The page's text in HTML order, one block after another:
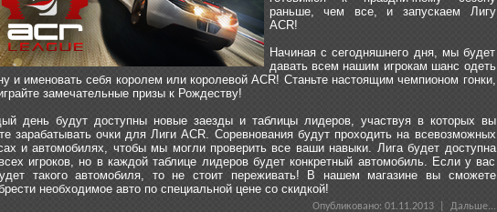
раньше, чем все, и запускаем Лигу
ACR!
Начиная с сегодняшнего дня, мы будет
давать всем нашим игрокам шанс одеть
и именовать себя королем или королевой ACR! Станьте настоящим чемпионом гонки,
замечательные призы к Рождеству!
день будут доступны новые заезды и таблицы лидеров, участвуя в которых вы
зарабатывать очки для Лиги ACR. Соревнования будут проходить на всевозможных
и автомобилях, чтобы мы могли проверить все ваши навыки. Лига будет доступна
игроков, но в каждой таблице лидеров будет конкретный автомобиль. Если у вас
такого автомобиля, то не стоит переживать! В нашем магазине вы сможете
необходимое авто по специальной цене со скидкой!
Опубликовано: 01.11.2013 | Дальше...